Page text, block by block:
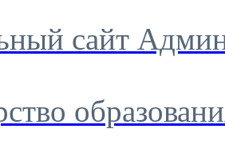
сайт